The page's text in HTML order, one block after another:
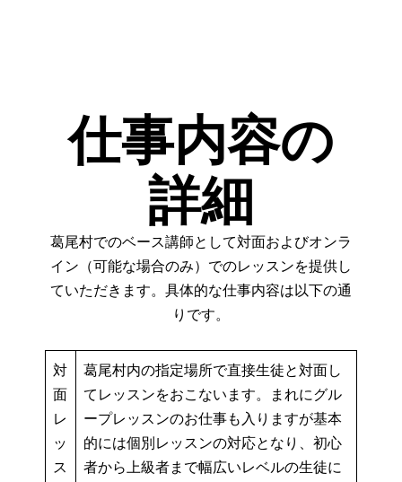
仕事内容の
詳細
葛尾村でのベース講師として対面およびオンラ
イン（可能な場合のみ）でのレッスンを提供し
ていただきます。具体的な仕事内容は以下の通
りです。
対
面
レ
ッ
ス
葛尾村内の指定場所で直接生徒と対面し
てレッスンをおこないます。まれにグル
ープレッスンのお仕事も入りますが基本
的には個別レッスンの対応となり、初心
者から上級者まで幅広いレベルの生徒に